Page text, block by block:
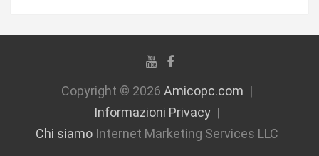
Copyright © 2026 Amicopc.com
Informazioni Privacy
Chi siamoInternet Marketing Services LLC